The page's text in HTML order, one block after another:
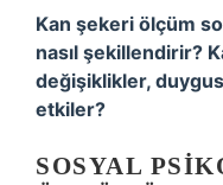
Kan şekeri ölçüm
nasıl şekillendirir?
değişiklikler,
etkiler?
SOSYAL